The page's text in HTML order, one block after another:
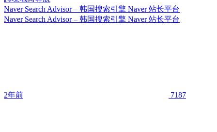
Naver Search Advisor – 韩国搜索引擎 Naver 站长平台
Naver Search Advisor – 韩国搜索引擎 Naver 站长平台
2年前 7187